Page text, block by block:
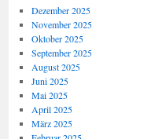
Dezember 2025
November 2025
Oktober 2025
September 2025
August 2025
Juni 2025
Mai 2025
April 2025
März 2025